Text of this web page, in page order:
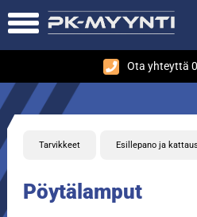
Ota yhteyttä
Tarvikkeet Esillepano ja kattaus
Pöytälamput